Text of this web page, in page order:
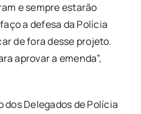
e sempre estarão
a defesa da Polícia
de fora desse projeto.
aprovar a emenda”,
Delegados de Polícia